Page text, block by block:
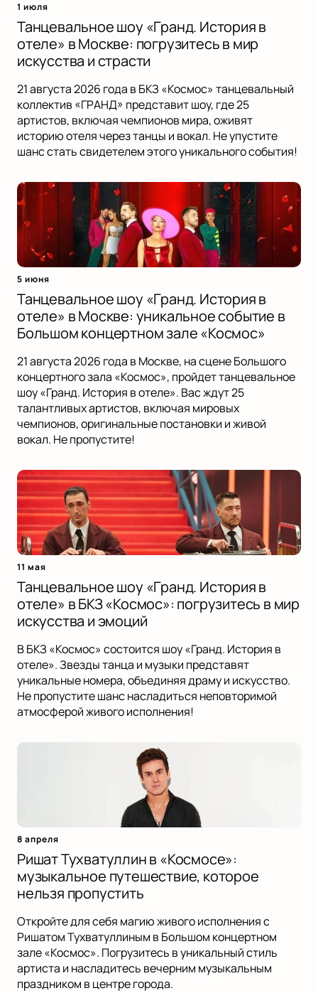
1 июля
Танцевальное шоу «Гранд. История в
отеле» в Москве: погрузитесь в мир
искусства и страсти
21 августа 2026 года в БКЗ «Космос» танцевальный
коллектив «ГРАНД» представит шоу, где 25
артистов, включая чемпионов мира, оживят
историю отеля через танцы и вокал. Не упустите
шанс стать свидетелем этого уникального события!
5 июня
Танцевальное шоу «Гранд. История в
отеле» в Москве: уникальное событие в
Большом концертном зале «Космос»
21 августа 2026 года в Москве, на сцене Большого
концертного зала «Космос», пройдет танцевальное
шоу «Гранд. История в отеле». Вас ждут 25
талантливых артистов, включая мировых
чемпионов, оригинальные постановки и живой
вокал. Не пропустите!
11 мая
Танцевальное шоу «Гранд. История в
отеле» в БКЗ «Космос»: погрузитесь в мир
искусства и эмоций
В БКЗ «Космос» состоится шоу «Гранд. История в
отеле». Звезды танца и музыки представят
уникальные номера, объединяя драму и искусство.
Не пропустите шанс насладиться неповторимой
атмосферой живого исполнения!
8 апреля
Ришат Тухватуллин в «Космосе»:
музыкальное путешествие, которое
нельзя пропустить
Откройте для себя магию живого исполнения с
Ришатом Тухватуллиным в Большом концертном
зале «Космос». Погрузитесь в уникальный стиль
артиста и насладитесь вечерним музыкальным
праздником в центре города.